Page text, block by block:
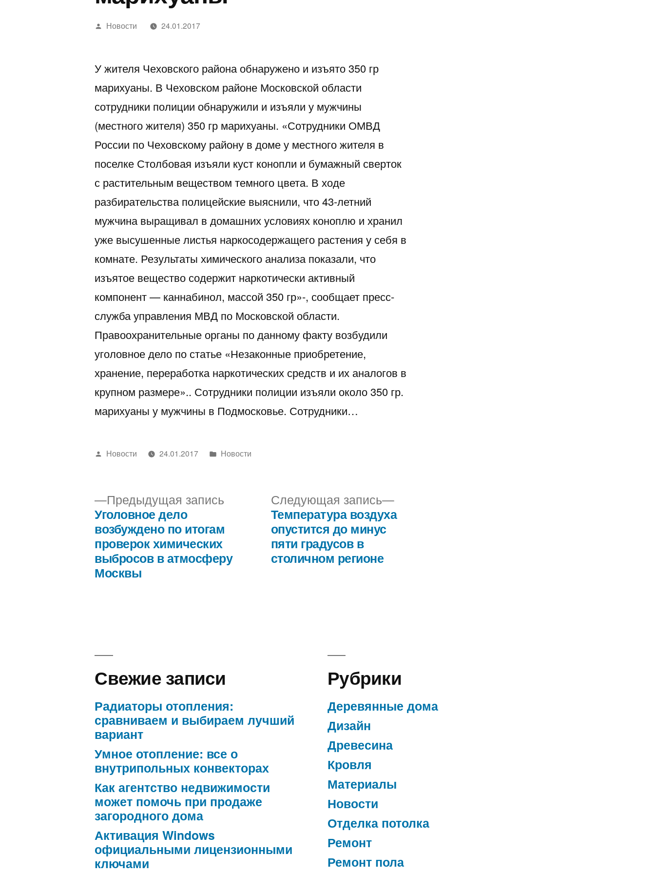
Написано
Новости 24.01.2017
У жителя Чеховского района обнаружено и изъято 350 гр
марихуаны. В Чеховском районе Московской области
сотрудники полиции обнаружили и изъяли у мужчины
(местного жителя) 350 гр марихуаны. «Сотрудники ОМВД
России по Чеховскому району в доме у местного жителя в
поселке Столбовая изъяли куст конопли и бумажный сверток
с растительным веществом темного цвета. В ходе
разбирательства полицейские выяснили, что 43-летний
мужчина выращивал в домашних условиях коноплю и хранил
уже высушенные листья наркосодержащего растения у себя в
комнате. Результаты химического анализа показали, что
изъятое вещество содержит наркотически активный
компонент — каннабинол, массой 350 гр»-, сообщает пресс-
служба управления МВД по Московской области.
Правоохранительные органы по данному факту возбудили
уголовное дело по статье «Незаконные приобретение,
хранение, переработка наркотических средств и их аналогов в
крупном размере».. Сотрудники полиции изъяли около 350 гр.
марихуаны у мужчины в Подмосковье. Сотрудники…
Написано
Новости 24.01.2017
Написано
Новости
Навигация
записям
Предыдущая запись Предыдущая
Уголовное дело
возбуждено по итогам
проверок химических
выбросов в атмосферу
Москвы
Следующая запись
Следующая
запись:
Температура воздуха
опустится до минус
пяти градусов в
столичном регионе
Свежие записи
Радиаторы отопления:
сравниваем и выбираем лучший
вариант
Умное отопление: все о
внутрипольных конвекторах
Как агентство недвижимости
может помочь при продаже
загородного дома
Активация Windows
официальными лицензионными
ключами
Рубрики
Деревянные дома
Дизайн
Древесина
Кровля
Материалы
Новости
Отделка потолка
Ремонт
Ремонт пола